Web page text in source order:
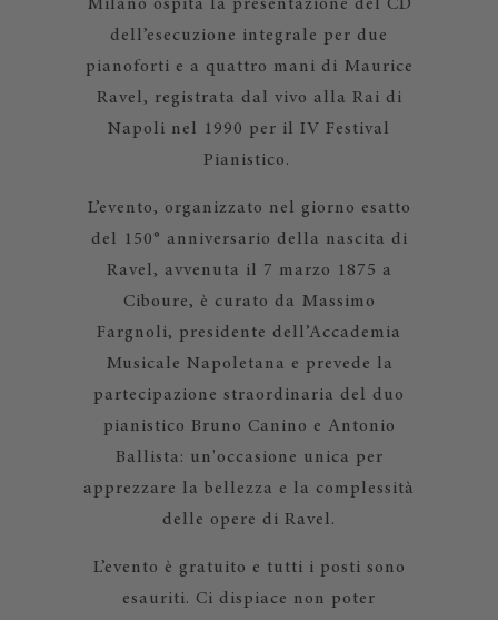
Milano ospita la presentazione del CD
dell’esecuzione integrale per due
pianoforti e a quattro mani di Maurice
Ravel, registrata dal vivo alla Rai di
Napoli nel 1990 per il IV Festival
Pianistico.
L’evento, organizzato nel giorno esatto
del 150° anniversario della nascita di
Ravel, avvenuta il 7 marzo 1875 a
Ciboure, è curato da Massimo
Fargnoli, presidente dell’Accademia
Musicale Napoletana e prevede la
partecipazione straordinaria del duo
pianistico Bruno Canino e Antonio
Ballista: un'occasione unica per
apprezzare la bellezza e la complessità
delle opere di Ravel.
L’evento è gratuito e tutti i posti sono
esauriti. Ci dispiace non poter